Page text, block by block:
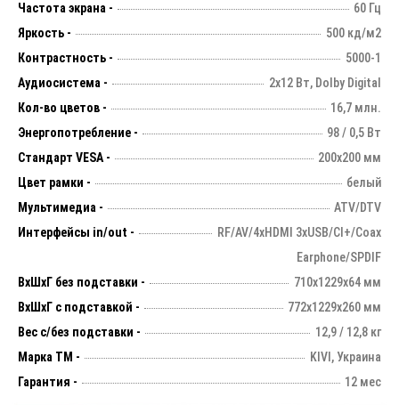
Частота экрана -
60 Гц
Яркость -
500 кд/м2
Контрастность -
5000-1
Аудиосистема -
2х12 Вт, Dolby Digital
Кол-во цветов -
16,7 млн.
Энергопотребление -
98 / 0,5 Вт
Стандарт VESA -
200х200 мм
Цвет рамки -
белый
Мультимедиа -
ATV/DTV
Интерфейсы in/out -
RF/AV/4xHDMI 3xUSB/CI+/Coax
Earphone/SPDIF
ВхШхГ без подставки -
710х1229х64 мм
ВхШхГ с подставкой -
772x1229x260 мм
Вес с/без подставки -
12,9 / 12,8 кг
Марка ТМ -
KIVI, Украина
Гарантия -
12 мес